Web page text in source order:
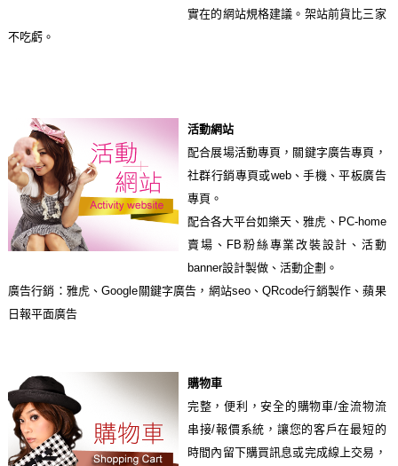
實在的網站規格建議。架站前貨比三家
不吃虧。
活動網站
配合展場活動專頁，關鍵字廣告專頁，
社群行銷專頁或web、手機、平板廣告
專頁。
配合各大平台如樂天、雅虎、PC-home
賣場、FB粉絲專業改裝設計、活動
banner設計製做、活動企劃。
廣告行銷：雅虎、Google關鍵字廣告，網站seo、QRcode行銷製作、蘋果
日報平面廣告
購物車
完整，便利，安全的購物車/金流物流
串接/報價系統，讓您的客戶在最短的
時間內留下購買訊息或完成線上交易，